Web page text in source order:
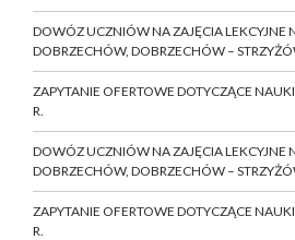
DOWÓZ UCZNIÓW NA ZAJĘCIA LEKCYJNE
DOBRZECHÓW, DOBRZECHÓW –
ZAPYTANIE OFERTOWE DOTYCZĄCE
R.
DOWÓZ UCZNIÓW NA ZAJĘCIA LEKCYJNE
DOBRZECHÓW, DOBRZECHÓW –
ZAPYTANIE OFERTOWE DOTYCZĄCE
R.